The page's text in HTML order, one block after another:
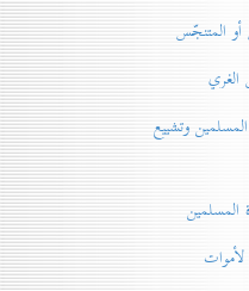
المتنجّس
وتشييع